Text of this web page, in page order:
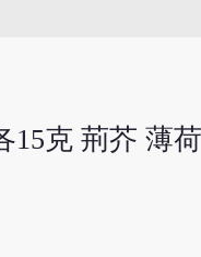
克 荊芥 薄